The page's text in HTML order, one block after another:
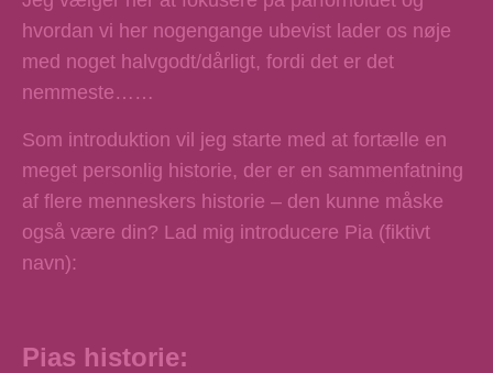
hvordan vi her nogengange ubevist lader os nøje
med noget halvgodt/dårligt, fordi det er det
nemmeste……
Som introduktion vil jeg starte med at fortælle en
meget personlig historie, der er en sammenfatning
af flere menneskers historie – den kunne måske
også være din? Lad mig introducere Pia (fiktivt
navn):
Pias historie: